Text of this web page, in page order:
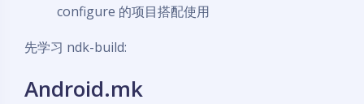
configure 的项目搭配使用
先学习 ndk-build:
Android.mk